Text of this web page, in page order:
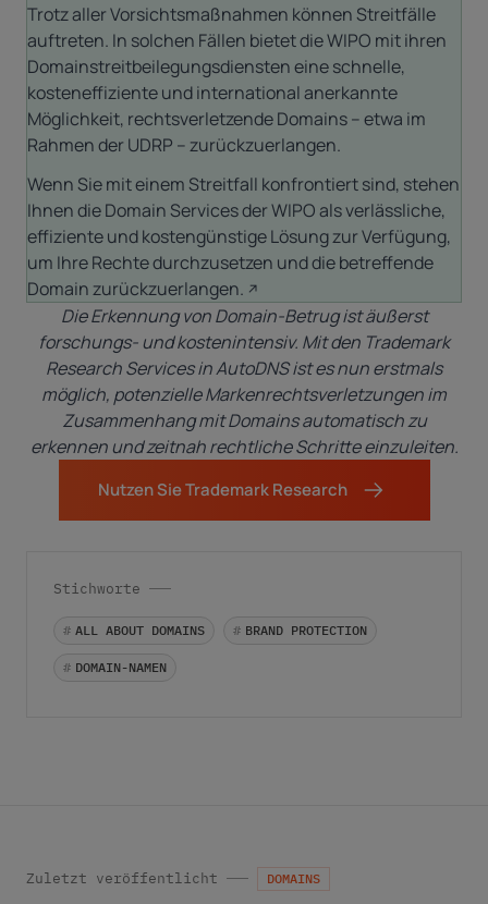
Trotzaller Vorsichtsmaßnahmen können Streitfälle
auftreten. In solchen Fällen bietet die WIPO mit ihren
Domainstreitbeilegungsdiensten eine schnelle,
kosteneffiziente und international anerkannte
Möglichkeit, rechtsverletzende Domains – etwa im
Rahmen der UDRP – zurückzuerlangen.
Wenn Sie mit einem Streitfall konfrontiert sind, stehen
Ihnen die Domain Services der WIPO als verlässliche,
effiziente und kostengünstige Lösung zur Verfügung,
um Ihre Rechte durchzusetzen und diebetreffende
Domain zurückzuerlangen.
Die Erkennung von Domain-Betrug ist äußerst
forschungs- und kostenintensiv. Mit den Trademark
Research Services in AutoDNS ist es nun erstmals
möglich, potenzielle Markenrechtsverletzungen im
Zusammenhang mit Domains automatisch zu
erkennen und zeitnah rechtliche Schritte einzuleiten.
Nutzen Sie Trademark Research
Stichworte
# ALL ABOUT DOMAINS # BRAND PROTECTION
# DOMAIN-NAMEN
Zuletzt veröffentlicht DOMAINS